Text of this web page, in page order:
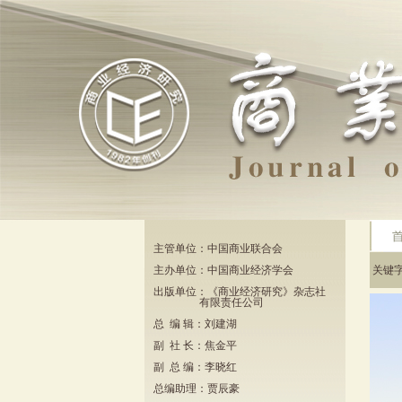
主管单位：中国商业联合会
主办单位：中国商业经济学会
出版单位：《商业经济研究》杂志社
有限责任公司
总 编 辑：刘建湖
副 社 长：焦金平
副 总 编：李晓红
总编助理：贾辰豪
关键